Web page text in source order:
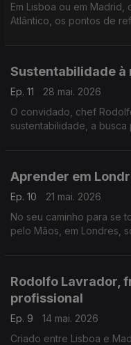
Em Lisboa ou em
Atlântico, os pontos de
Sustentabilidade à
Ep. 11
28 mai. 2026
O convidado, chef
sustentabilidade, a
Aprender em
Ep. 10
21 mai. 2026
No seu caminho para se
pelo Mãos, em Londres,
Rodolfo Lavrador,
profissional
Ep. 9
14 mai. 2026
Criado entre Lisboa e